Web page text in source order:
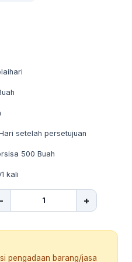
setelah persetujuan
500 Buah
kali
- +
pengadaan barang/jasa